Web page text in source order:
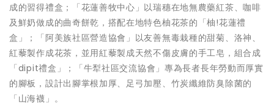
成的習得禮盒；「花蓮善牧中心」以瑞穗在地無農藥紅茶、咖啡
及鮮奶做成的曲奇餅乾，搭配在地特色柚花茶的「柚!花蓮禮
盒」；「阿美族社區營造協會」以友善無毒栽種的甜菊、洛神、
紅藜製作成花茶，並用紅藜製成天然不傷皮膚的手工皂，組合成
「dipit禮盒」；「牛犁社區交流協會」專為長者長年勞動而厚實
的腳板，設計出腳掌根加厚、足弓加壓、竹炭纖維防臭除菌的
「山海襪」。